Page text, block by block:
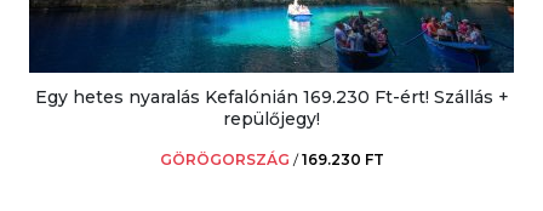
Egy hetes nyaralás Kefalónián 169.230 Ft-ért! Szállás +
repülőjegy!
GÖRÖGORSZÁG /169.230 FT